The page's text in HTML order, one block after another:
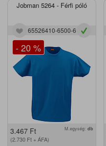
Jobman 5264 - Férfi póló
65526410-6500-6
- 20 %
3.467 Ft
(2.730 Ft + ÁFA)
M.egység: db